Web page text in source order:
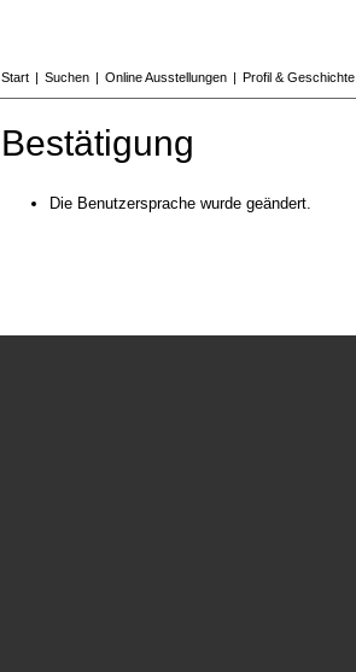
Start | Suchen | Online Ausstellungen | Profil & Geschichte
Bestätigung
Die Benutzersprache wurde geändert.